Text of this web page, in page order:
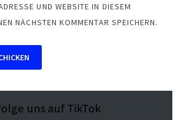
UND WEBSITE IN DIESEM
NÄCHSTEN KOMMENTAR SPEICHERN.
uns auf TikTok